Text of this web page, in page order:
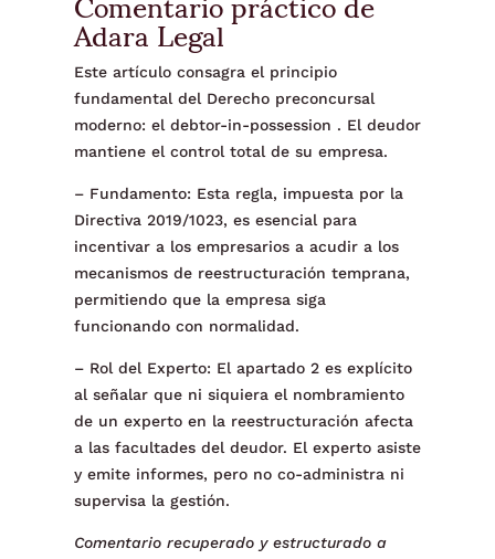
Adara Legal
Este artículo consagra el principio
fundamental del Derecho preconcursal
moderno: el debtor-in-possession . El deudor
mantiene el control total de su empresa.
– Fundamento: Esta regla, impuesta por la
Directiva 2019/1023, es esencial para
incentivar a los empresarios a acudir a los
mecanismos de reestructuración temprana,
permitiendo que la empresa siga
funcionando con normalidad.
– Rol del Experto: El apartado 2 es explícito
al señalar que ni siquiera el nombramiento
de un experto en la reestructuración afecta
a las facultades del deudor. El experto asiste
y emite informes, pero no co-administra ni
supervisa la gestión.
Comentario recuperado y estructurado a